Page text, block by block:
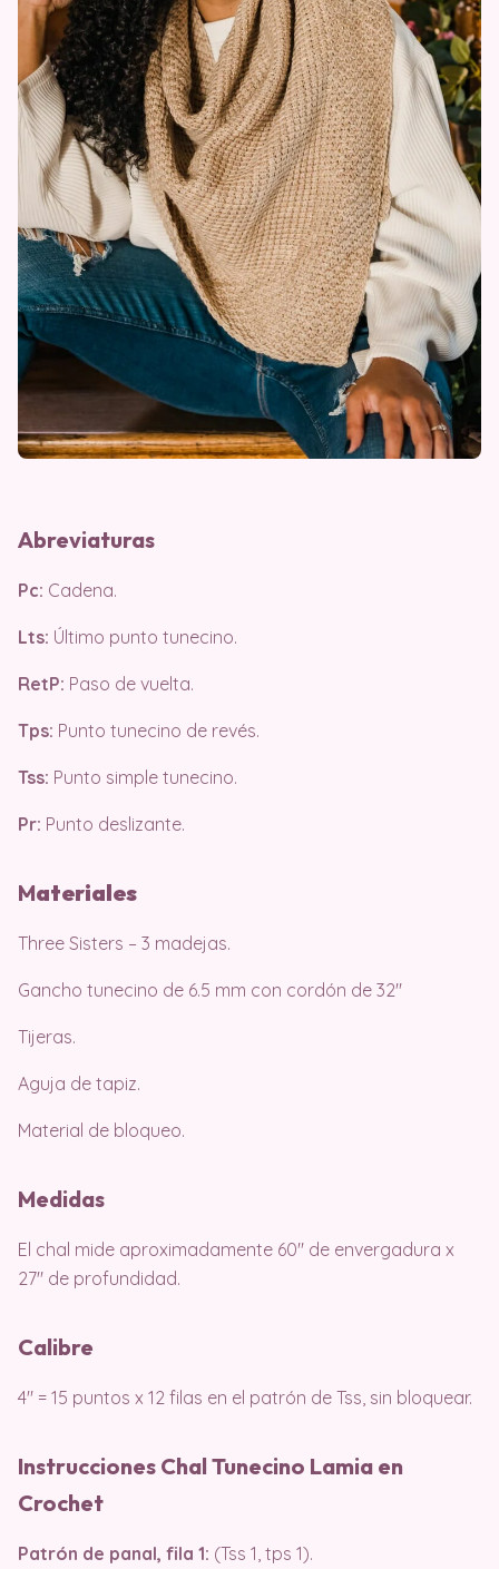
Abreviaturas
Pc: Cadena.
Lts: Último punto tunecino.
RetP: Paso de vuelta.
Tps: Punto tunecino de revés.
Tss: Punto simple tunecino.
Pr: Punto deslizante.
Materiales
Three Sisters – 3 madejas.
Gancho tunecino de 6.5 mm con cordón de 32″
Tijeras.
Aguja de tapiz.
Material de bloqueo.
Medidas
El chal mide aproximadamente 60″ de envergadura x
27″ de profundidad.
Calibre
4″ = 15 puntos x 12 filas en el patrón de Tss, sin bloquear.
Instrucciones Chal Tunecino Lamia en
Crochet
Patrón de panal, fila 1: (Tss 1, tps 1).